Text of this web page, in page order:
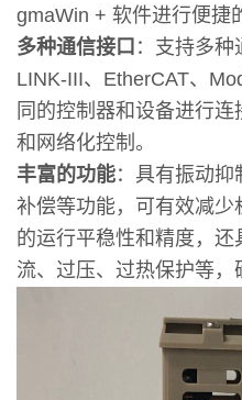
gmaWin + 软件进行便捷
多种通信接口 ：支持多种
LINK-III、EtherCAT、
同的控制器和设备进行
和网络化控制。
丰富的功能：具有振动
补偿等功能，可有效减
的运行平稳性和精度，
流、过压、过热保护等，